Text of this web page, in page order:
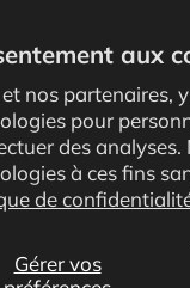
aux
nos partenaires,
pour
des analyses.
à ces fins
de
Gérer vos